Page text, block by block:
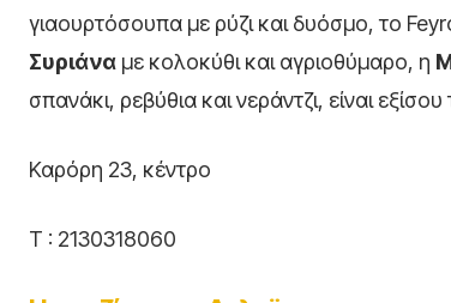
γιαουρτόσουπα με ρύζι και δυόσμο, το
Συριάνα με κολοκύθι και αγριοθύμαρο, η
σπανάκι, ρεβύθια και νεράντζι, είναι εξίσου
Καρόρη 23, κέντρο
T : 2130318060